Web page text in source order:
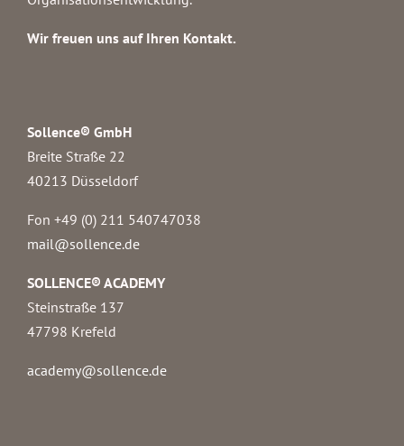
Wir freuen uns auf Ihren Kontakt.
Sollence® GmbH
Breite Straße 22
40213 Düsseldorf
Fon +49 (0) 211 540747038‬
mail@sollence.de
SOLLENCE® ACADEMY
Steinstraße 137
47798 Krefeld
academy@sollence.de